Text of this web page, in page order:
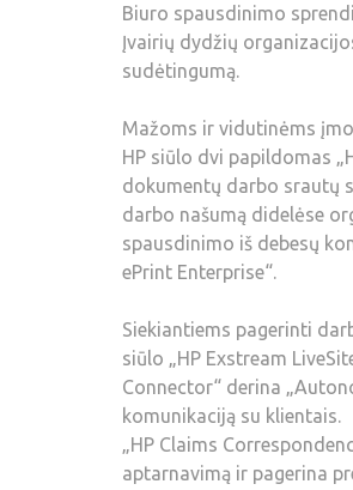
Biuro spausdinimo
Įvairių dydžių
sudėtingumą.
Mažoms ir vidutinėms
HP siūlo dvi papildomas
dokumentų darbo srautų
darbo našumą didelėse
spausdinimo iš debesų
ePrint Enterprise“.
Siekiantiems pagerinti
siūlo „HP Exstream
Connector“ derina
komunikaciją su klientais.
„HP Claims
aptarnavimą ir pagerina